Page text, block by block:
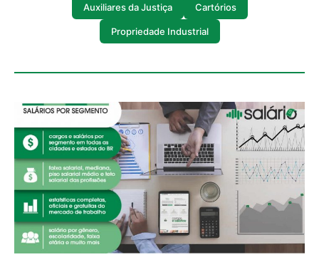
Auxiliares da Justiça Cartórios
Propriedade Industrial